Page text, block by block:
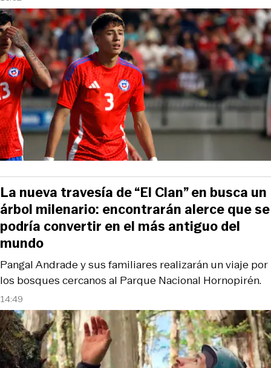
14:49
Pangal Andrade y sus familiares realizarán un viaje por
los bosques cercanos al Parque Nacional Hornopirén.
La nueva travesía de “El Clan” en busca un
árbol milenario: encontrarán alerce que se
podría convertir en el más antiguo del
mundo